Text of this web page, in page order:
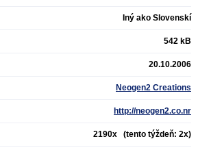
Iný ako Slovenskí
542 kB
20.10.2006
Neogen2 Creations
http://neogen2.co.nr
2190x (tento týždeň: 2x)